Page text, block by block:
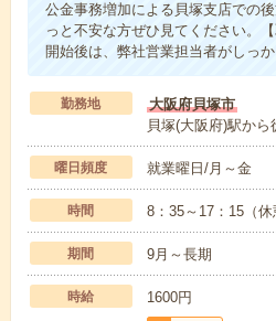
公金事務増加による貝塚支店での
っと不安な方ぜひ見てください。
開始後は、弊社営業担当者がしっ
勤務地
大阪府貝塚市
貝塚(大阪府)駅か
曜日頻度 就業曜日/月～金
時間 8：35～17：15（休
期間 9月～長期
時給 1600円